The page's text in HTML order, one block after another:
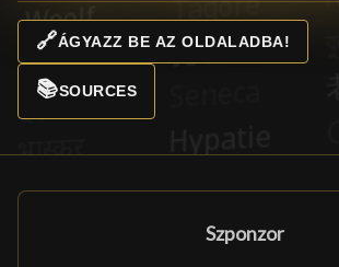
🔗ÁGYAZZ BE AZ OLDALADBA!
📚SOURCES
Szponzor